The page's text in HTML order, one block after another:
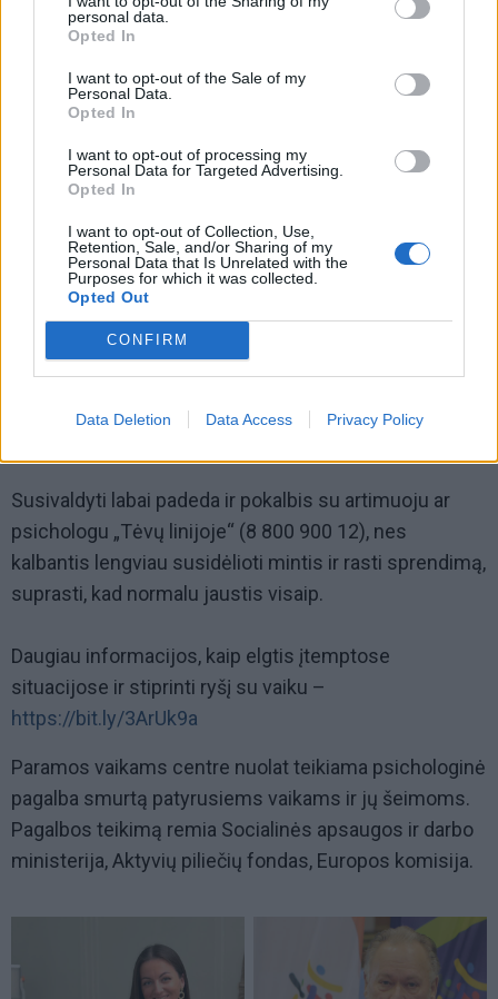
personal data.
Opted In
I want to opt-out of the Sale of my
Personal Data.
Opted In
I want to opt-out of processing my
Personal Data for Targeted Advertising.
Opted In
I want to opt-out of Collection, Use,
Retention, Sale, and/or Sharing of my
Personal Data that Is Unrelated with the
Purposes for which it was collected.
Opted Out
CONFIRM
Data Deletion Data Access Privacy Policy
kad sunku susivaldyti, penkis kartus giliai įkvėpkite ir
Galite išeiti dešimčiai minučių į kitą patalpą ar lauką ir
pagalvoti, kaip jaučiatės”, – pataria psichologė.
Susivaldyti labai padeda ir pokalbis su artimuoju ar
psichologu „Tėvų linijoje“ (8 800 900 12), nes
kalbantis lengviau susidėlioti mintis ir rasti sprendimą,
suprasti, kad normalu jaustis visaip.
Daugiau informacijos, kaip elgtis įtemptose
situacijose ir stiprinti ryšį su vaiku –
https://bit.ly/3ArUk9a
Paramos vaikams centre nuolat teikiama psichologinė
pagalba smurtą patyrusiems vaikams ir jų šeimoms.
Pagalbos teikimą remia Socialinės apsaugos ir darbo
ministerija, Aktyvių piliečių fondas, Europos komisija.